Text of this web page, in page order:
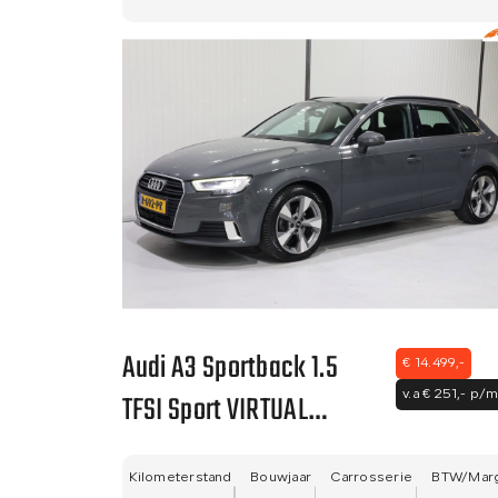
Audi A3 Sportback 1.5
TFSI Sport VIRTUAL
€ 14.499,-
v.a € 251,- p/m
Kilometerstand Bouwjaar Carrosserie BTW/